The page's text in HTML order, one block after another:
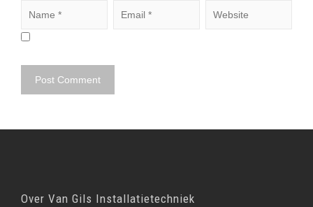
Over Van Gils Installatietechniek